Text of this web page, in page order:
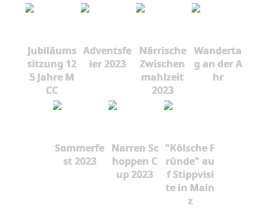
Jubiläums
sitzung 12
5 Jahre M
CC
Adventsfe
ier 2023
Närrische
Zwischen
mahlzeit
2023
Wanderta
g an der A
hr
Sommerfe
st 2023
Narren Sc
hoppen C
up 2023
"Kölsche F
ründe" au
f Stippvisi
te in Main
z